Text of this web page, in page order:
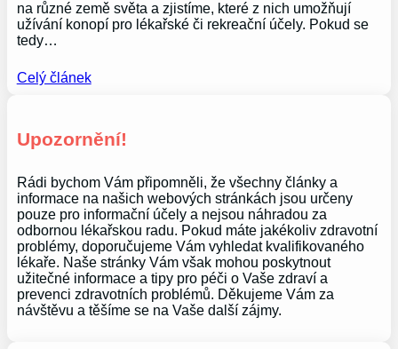
na různé země světa a zjistíme, které z nich umožňují
užívání konopí pro lékařské či rekreační účely. Pokud se
tedy…
Celý článek
Upozornění!
Rádi bychom Vám připomněli, že všechny články a
informace na našich webových stránkách jsou určeny
pouze pro informační účely a nejsou náhradou za
odbornou lékařskou radu. Pokud máte jakékoliv zdravotní
problémy, doporučujeme Vám vyhledat kvalifikovaného
lékaře. Naše stránky Vám však mohou poskytnout
užitečné informace a tipy pro péči o Vaše zdraví a
prevenci zdravotních problémů. Děkujeme Vám za
návštěvu a těšíme se na Vaše další zájmy.